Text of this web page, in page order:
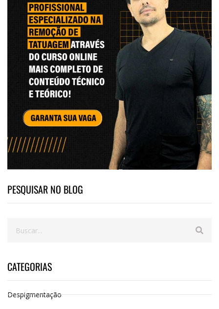
PESQUISAR NO BLOG
CATEGORIAS
Despigmentação